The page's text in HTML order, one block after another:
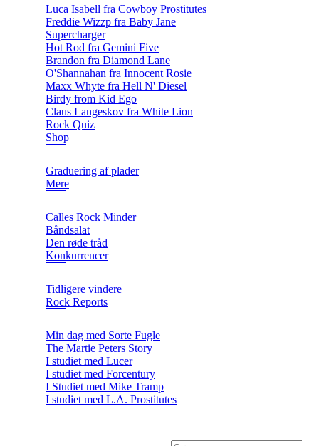
Luca Isabell fra Cowboy Prostitutes
Freddie Wizzp fra Baby Jane
Supercharger
Hot Rod fra Gemini Five
Brandon fra Diamond Lane
O'Shannahan fra Innocent Rosie
Maxx Whyte fra Hell N' Diesel
Birdy from Kid Ego
Claus Langeskov fra White Lion
Rock Quiz
Shop
Graduering af plader
Mere
Calles Rock Minder
Båndsalat
Den røde tråd
Konkurrencer
Tidligere vindere
Rock Reports
Min dag med Sorte Fugle
The Martie Peters Story
I studiet med Lucer
I studiet med Forcentury
I Studiet med Mike Tramp
I studiet med L.A. Prostitutes